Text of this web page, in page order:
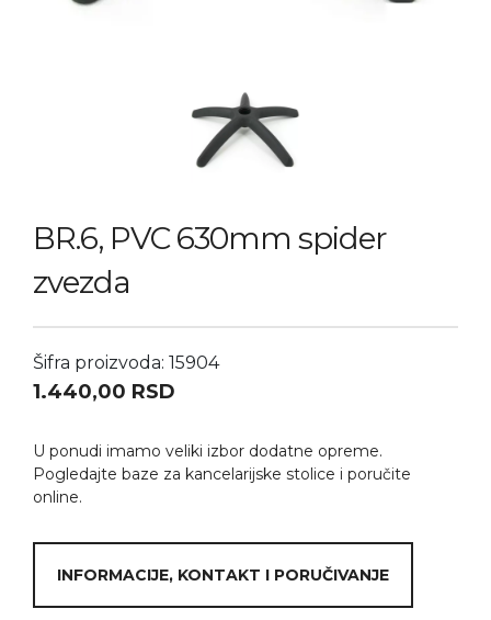
BR.6, PVC 630mm spider
zvezda
Šifra proizvoda: 15904
1.440,00 RSD
U ponudi imamo veliki izbor dodatne opreme.
Pogledajte baze za kancelarijske stolice i poručite
online.
INFORMACIJE, KONTAKT I PORUČIVANJE